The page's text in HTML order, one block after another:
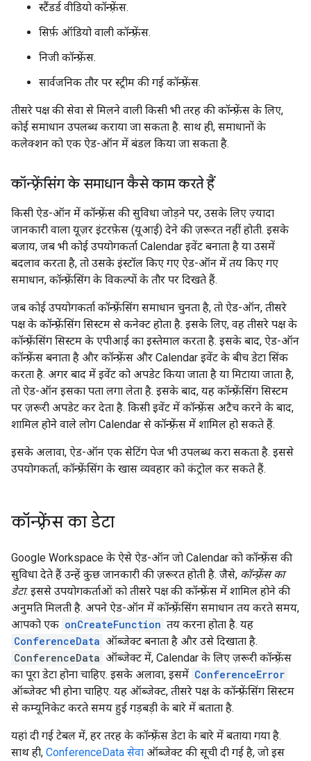
स्टैंडर्ड वीडियो कॉन्फ़्रेंस.
सिर्फ़ ऑडियो वाली कॉन्फ़्रेंस.
निजी कॉन्फ़्रेंस.
सार्वजनिक तौर पर स्ट्रीम की गई कॉन्फ़्रेंस.
तीसरे पक्ष की सेवा से मिलने वाली किसी भी तरह की कॉन्फ़्रेंस के लिए,
कोई समाधान उपलब्ध कराया जा सकता है. साथ ही, समाधानों के
कलेक्शन को एक ऐड-ऑन में बंडल किया जा सकता है.
कॉन्फ़्रेंसिंग के समाधान कैसे काम करते हैं
किसी ऐड-ऑन में कॉन्फ़्रेंस की सुविधा जोड़ने पर, उसके लिए ज़्यादा
जानकारी वाला यूज़र इंटरफ़ेस (यूआई) देने की ज़रूरत नहीं होती. इसके
बजाय, जब भी कोई उपयोगकर्ता Calendar इवेंट बनाता है या उसमें
बदलाव करता है, तो उसके इंस्टॉल किए गए ऐड-ऑन में तय किए गए
समाधान, कॉन्फ़्रेंसिंग के विकल्पों के तौर पर दिखते हैं.
जब कोई उपयोगकर्ता कॉन्फ़्रेंसिंग समाधान चुनता है, तो ऐड-ऑन, तीसरे
पक्ष के कॉन्फ़्रेंसिंग सिस्टम से कनेक्ट होता है. इसके लिए, वह तीसरे पक्ष के
कॉन्फ़्रेंसिंग सिस्टम के एपीआई का इस्तेमाल करता है. इसके बाद, ऐड-ऑन
कॉन्फ़्रेंस बनाता है और कॉन्फ़्रेंस और Calendar इवेंट के बीच डेटा सिंक
करता है. अगर बाद में इवेंट को अपडेट किया जाता है या मिटाया जाता है,
तो ऐड-ऑन इसका पता लगा लेता है. इसके बाद, यह कॉन्फ़्रेंसिंग सिस्टम
पर ज़रूरी अपडेट कर देता है. किसी इवेंट में कॉन्फ़्रेंस अटैच करने के बाद,
शामिल होने वाले लोग Calendar से कॉन्फ़्रेंस में शामिल हो सकते हैं.
इसके अलावा, ऐड-ऑन एक सेटिंग पेज भी उपलब्ध करा सकता है. इससे
उपयोगकर्ता, कॉन्फ़्रेंसिंग के खास व्यवहार को कंट्रोल कर सकते हैं.
कॉन्फ़्रेंस का डेटा
Google Workspace के ऐसे ऐड-ऑन जो Calendar को कॉन्फ़्रेंस की
सुविधा देते हैं उन्हें कुछ जानकारी की ज़रूरत होती है. जैसे, कॉन्फ़्रेंस का
डेटा. इससे उपयोगकर्ताओं को तीसरे पक्ष की कॉन्फ़्रेंस में शामिल होने की
अनुमति मिलती है. अपने ऐड-ऑन में कॉन्फ़्रेंसिंग समाधान तय करते समय,
आपको एक onCreateFunction तय करना होता है. यह
ConferenceData ऑब्जेक्ट बनाता है और उसे दिखाता है.
ConferenceData ऑब्जेक्ट में, Calendar के लिए ज़रूरी कॉन्फ़्रेंस
का पूरा डेटा होना चाहिए. इसके अलावा, इसमें ConferenceError
ऑब्जेक्ट भी होना चाहिए. यह ऑब्जेक्ट, तीसरे पक्ष के कॉन्फ़्रेंसिंग सिस्टम
से कम्यूनिकेट करते समय हुई गड़बड़ी के बारे में बताता है.
यहां दी गई टेबल में, हर तरह के कॉन्फ़्रेंस डेटा के बारे में बताया गया है.
साथ ही, ConferenceData सेवा ऑब्जेक्ट की सूची दी गई है, जो इस